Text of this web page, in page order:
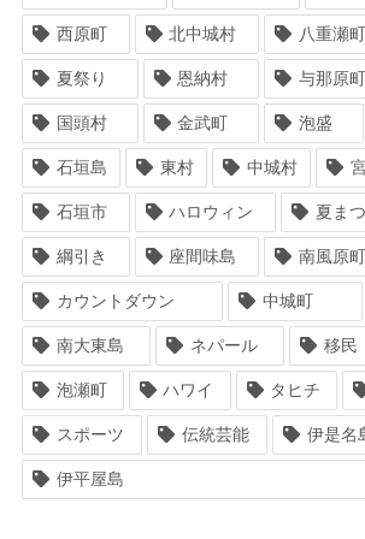
西原町 北中城村 八重瀬町
夏祭り 恩納村 与那原町
国頭村 金武町 泡盛
石垣島 東村 中城村
石垣市 ハロウィン 夏ま
綱引き 座間味島 南風原町
カウントダウン 中城町
南大東島 ネパール 移民
泡瀬町 ハワイ タヒチ
スポーツ 伝統芸能 伊是名
伊平屋島